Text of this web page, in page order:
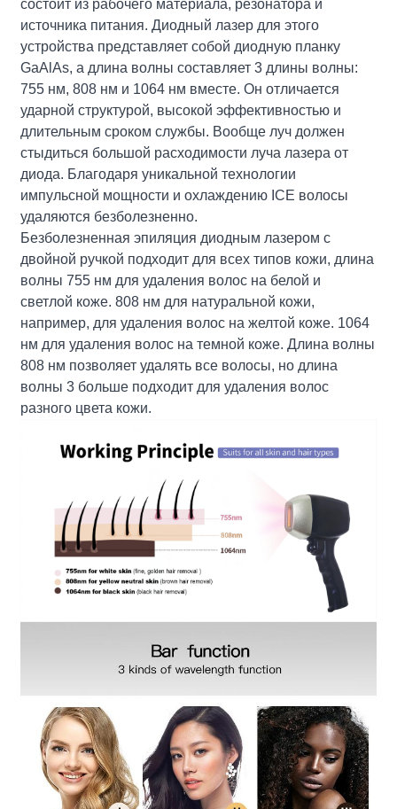
состоит из рабочего материала, резонатора и
источника питания. Диодный лазер для этого
устройства представляет собой диодную планку
GaAlAs, а длина волны составляет 3 длины волны:
755 нм, 808 нм и 1064 нм вместе. Он отличается
ударной структурой, высокой эффективностью и
длительным сроком службы. Вообще луч должен
стыдиться большой расходимости луча лазера от
диода. Благодаря уникальной технологии
импульсной мощности и охлаждению ICE волосы
удаляются безболезненно.
Безболезненная эпиляция диодным лазером с
двойной ручкой подходит для всех типов кожи, длина
волны 755 нм для удаления волос на белой и
светлой коже. 808 нм для натуральной кожи,
например, для удаления волос на желтой коже. 1064
нм для удаления волос на темной коже. Длина волны
808 нм позволяет удалять все волосы, но длина
волны 3 больше подходит для удаления волос
разного цвета кожи.